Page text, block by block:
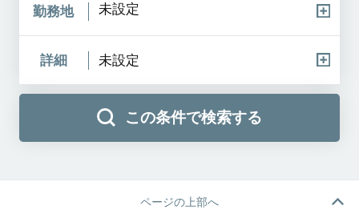
勤務地 未設定
詳細 未設定
この条件で検索する
ページの上部へ